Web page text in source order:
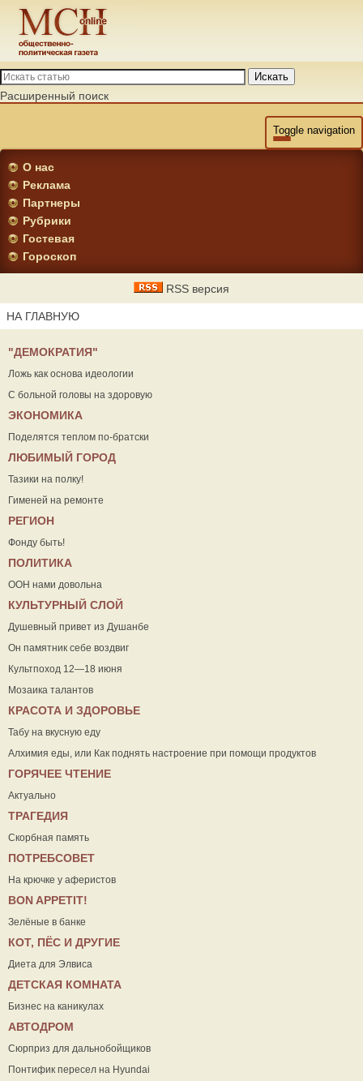
Искать
Расширенный поиск
Toggle navigation
О нас
Реклама
Партнеры
Рубрики
Гостевая
Гороскоп
RSS версия
НА ГЛАВНУЮ
"ДЕМОКРАТИЯ"
Ложь как основа идеологии
С больной головы на здоровую
ЭКОНОМИКА
Поделятся теплом по-братски
ЛЮБИМЫЙ ГОРОД
Тазики на полку!
Гименей на ремонте
РЕГИОН
Фонду быть!
ПОЛИТИКА
ООН нами довольна
КУЛЬТУРНЫЙ СЛОЙ
Душевный привет из Душанбе
Он памятник себе воздвиг
Культпоход 12—18 июня
Мозаика талантов
КРАСОТА И ЗДОРОВЬЕ
Табу на вкусную еду
Алхимия еды, или Как поднять настроение при помощи продуктов
ГОРЯЧЕЕ ЧТЕНИЕ
Актуально
ТРАГЕДИЯ
Скорбная память
ПОТРЕБСОВЕТ
На крючке у аферистов
ВON APPETIT!
Зелёные в банке
КОТ, ПЁС И ДРУГИЕ
Диета для Элвиса
ДЕТСКАЯ КОМНАТА
Бизнес на каникулах
АВТОДРОМ
Сюрприз для дальнобойщиков
Понтифик пересел на Hyundai